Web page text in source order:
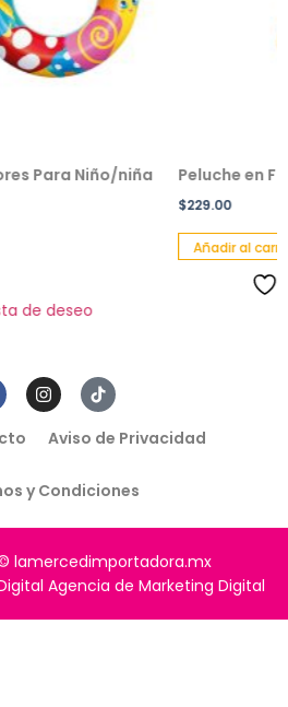
Para Niño/niña
de deseo
Peluche en
$229.00
Añadir al
Aviso de Privacidad
y Condiciones
lamercedimportadora.mx
Agencia de Marketing Digital